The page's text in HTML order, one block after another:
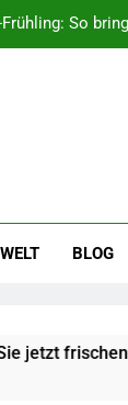
Frühling: So
Glück:
Socken –
Wie
WELT BLOG
Wind in